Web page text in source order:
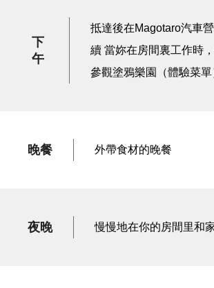
下
午
抵達後在Magotaro汽車
續 當妳在房間裏工作時
參觀塗鴉樂園（體驗菜單
晚餐 外帶食材的晚餐
夜晚 慢慢地在你的房間里和